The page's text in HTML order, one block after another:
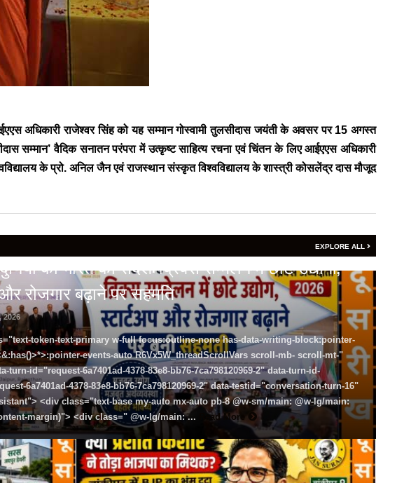
अधिकारी राजेश्‍वर सिंह को यह सम्मान गोस्वामी तुलसीदास जयंती के अवसर पर 15 अगस्त
सम्मान’ वैदिक सनातन परंपरा में उत्कृष्ट साहित्य रचना एवं चिंतन के लिए आईएएस अधिकारी
के प्रो. अनिल जैन एवं राजस्थान संस्कृत विश्वविद्यालय के शास्त्री कोसलेंद्र दास मौजूद
EXPLORE ALL
को भारत का संदेश: ब्रिक्स सम्मेलन में छोटे उद्योगों,
रोजगार बढ़ाने पर सहमति
2026
token-text-primary w-full focus:outline-none has-data-writing-block:pointer-
events-auto R6Vx5W_threadScrollVars scroll-mb- scroll-mt-"
turn-id="request-6a7401ad-4378-83e8-bb76-7ca798120969-2" data-turn-id-
6a7401ad-4378-83e8-bb76-7ca798120969-2" data-testid="conversation-turn-16"
<div class="text-base my-auto mx-auto pb-8 @w-sm/main: @w-lg/main:
margin)"> <div class=" @w-lg/main: ...
Read More